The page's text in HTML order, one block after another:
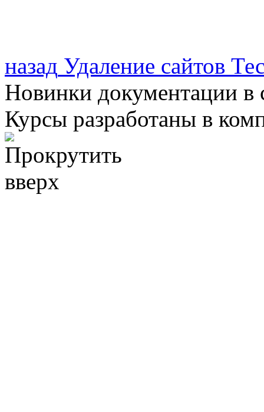
назад Удаление сайтов
Новинки документации в
Курсы разработаны в